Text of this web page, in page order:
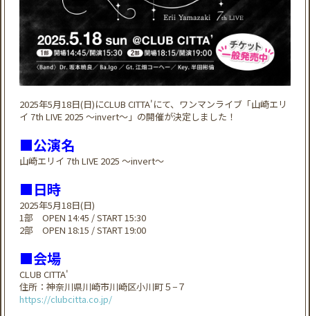
2025年5月18日(日)にCLUB CITTA'にて、ワンマンライブ「山崎エリ
イ 7th LIVE 2025 ～invert〜」の開催が決定しました！
■公演名
山崎エリイ 7th LIVE 2025 ～invert〜
■日時
2025年5月18日(日)
1部 OPEN 14:45 / START 15:30
2部 OPEN 18:15 / START 19:00
■会場
CLUB CITTA'
住所：神奈川県川崎市川崎区小川町５−７
https://clubcitta.co.jp/